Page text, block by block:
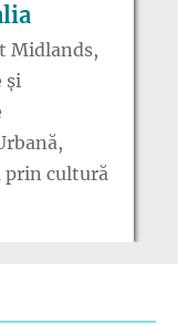
Midlands,
și
prin cultură